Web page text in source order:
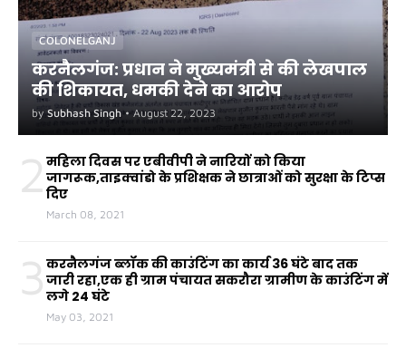
COLONELGANJ
करनैलगंज: प्रधान ने मुख्यमंत्री से की लेखपाल
की शिकायत, धमकी देने का आरोप
by Subhash Singh • August 22, 2023
2 महिला दिवस पर एबीवीपी ने नारियों को किया
जागरूक,ताइक्वांडो के प्रशिक्षक ने छात्राओं को सुरक्षा के टिप्स
दिए
March 08, 2021
3 करनैलगंज ब्लॉक की काउंटिंग का कार्य 36 घंटे बाद तक
जारी रहा,एक ही ग्राम पंचायत सकरौरा ग्रामीण के काउंटिंग में
लगे 24 घंटे
May 03, 2021